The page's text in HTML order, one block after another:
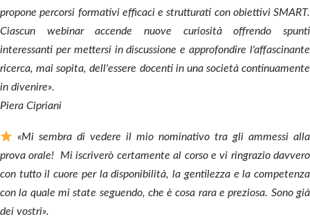
propone percorsi formativi efficaci e strutturati con obiettivi SMART.
Ciascun webinar accende nuove curiosità offrendo spunti
interessanti per mettersi in discussione e approfondire l'affascinante
ricerca, mai sopita, dell'essere docenti in una società continuamente
in divenire».
Piera Cipriani
«Mi sembra di vedere il mio nominativo tra gli ammessi alla
prova orale! Mi iscriverò certamente al corso e vi ringrazio davvero
con tutto il cuore per la disponibilità, la gentilezza e la competenza
con la quale mi state seguendo, che è cosa rara e preziosa. Sono già
dei vostri».